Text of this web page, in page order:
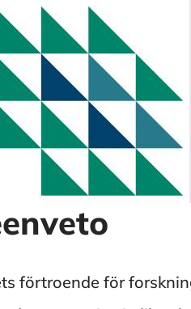
förtroende för